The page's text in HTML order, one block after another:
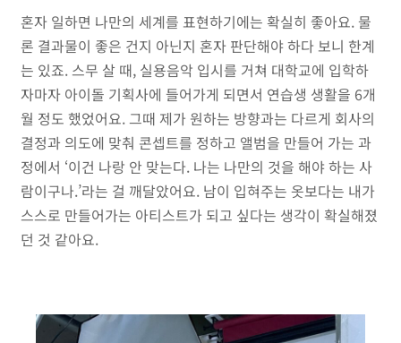
혼자 일하면 나만의 세계를 표현하기에는 확실히 좋아요. 물
론 결과물이 좋은 건지 아닌지 혼자 판단해야 하다 보니 한계
는 있죠. 스무 살 때, 실용음악 입시를 거쳐 대학교에 입학하
자마자 아이돌 기획사에 들어가게 되면서 연습생 생활을 6개
월 정도 했었어요. 그때 제가 원하는 방향과는 다르게 회사의
결정과 의도에 맞춰 콘셉트를 정하고 앨범을 만들어 가는 과
정에서 ‘이건 나랑 안 맞는다. 나는 나만의 것을 해야 하는 사
람이구나.’라는 걸 깨달았어요. 남이 입혀주는 옷보다는 내가
스스로 만들어가는 아티스트가 되고 싶다는 생각이 확실해졌
던 것 같아요.